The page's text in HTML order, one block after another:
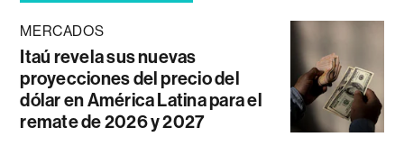
MERCADOS
Itaú revela sus nuevas
proyecciones del precio del
dólar en América Latina para el
remate de 2026 y 2027